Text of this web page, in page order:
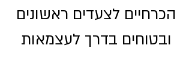
הכרחיים לצעדים ראשונים
ובטוחים בדרך לעצמאות